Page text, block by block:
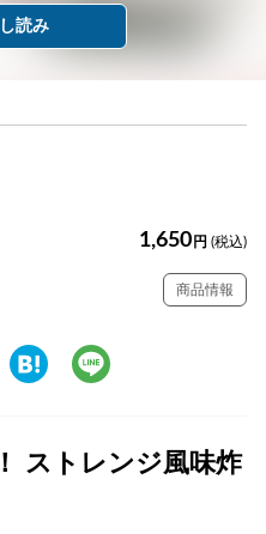
読み
1,650 円 (税込)
商品情報
ストレンジ風味炸